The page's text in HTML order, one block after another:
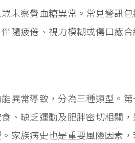
未察覺血糖異常。常見警訊
隨疲倦、視力模糊或傷口癒合
異常導致，分為三種類型。第
、缺乏運動及肥胖密切相關
家族病史也是重要風險因素